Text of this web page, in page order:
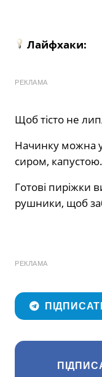
Лайфхаки:
РЕКЛАМА
Щоб тісто не
Начинку можна
сиром, капустою.
Готові пиріжки
рушники, щоб
РЕКЛАМА